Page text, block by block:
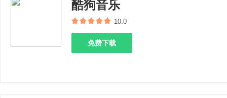
酷狗音乐
10.0
免费下载